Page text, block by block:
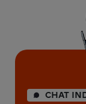
CHAT